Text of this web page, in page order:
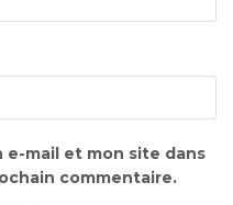
e-mail et mon site dans
commentaire.